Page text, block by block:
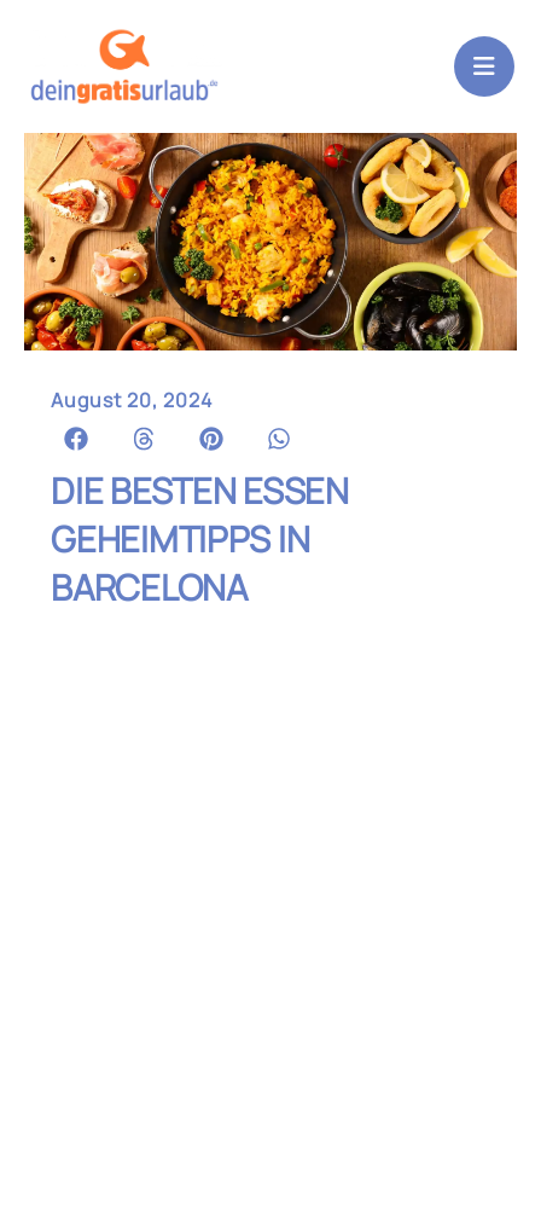
August 20, 2024
DIE BESTEN ESSEN
GEHEIMTIPPS IN
BARCELONA